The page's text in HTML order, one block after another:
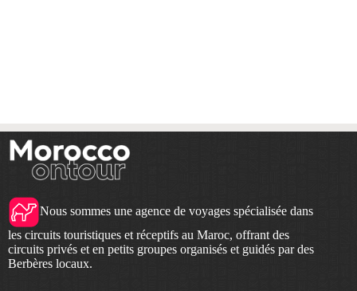
Nous sommes une agence de voyages spécialisée dans
les circuits touristiques et réceptifs au Maroc, offrant des
circuits privés et en petits groupes organisés et guidés par des
Berbères locaux.